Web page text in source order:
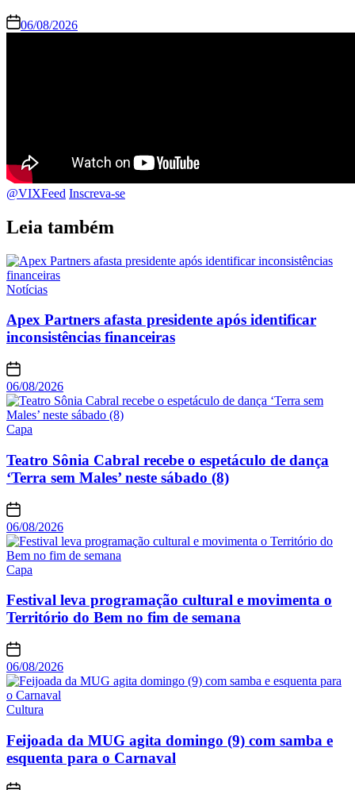
06/08/2026
@VIXFeed Inscreva-se
Leia também
Notícias
Apex Partners afasta presidente após identificar
inconsistências financeiras
06/08/2026
Capa
Teatro Sônia Cabral recebe o espetáculo de dança
‘Terra sem Males’ neste sábado (8)
06/08/2026
Capa
Festival leva programação cultural e movimenta o
Território do Bem no fim de semana
06/08/2026
Cultura
Feijoada da MUG agita domingo (9) com samba e
esquenta para o Carnaval